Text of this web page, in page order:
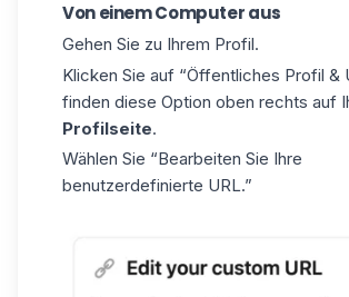
Von einem Computer aus
Gehen Sie zu Ihrem Profil.
Klicken Sie auf “Öffentliches Profil &
finden diese Option oben rechts auf
Profilseite.
Wählen Sie “Bearbeiten Sie Ihre
benutzerdefinierte URL.”